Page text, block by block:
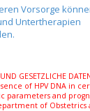
GESETZLICHE
of HPV DNA in
parameters and
of Obstetrics